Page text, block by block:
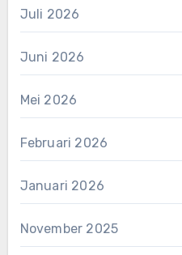
Juli 2026
Juni 2026
Mei 2026
Februari 2026
Januari 2026
November 2025